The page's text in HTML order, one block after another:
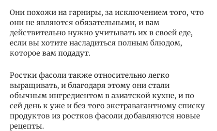
Они похожи на гарниры, за исключением того, что
они не являются обязательными, и вам
действительно нужно учитывать их в своей еде,
если вы хотите насладиться полным блюдом,
которое вам подадут.
Ростки фасоли также относительно легко
выращивать, и благодаря этому они стали
обычным ингредиентом в азиатской кухне, и по
сей день к уже и без того экстравагантному списку
продуктов из ростков фасоли добавляются новые
рецепты.